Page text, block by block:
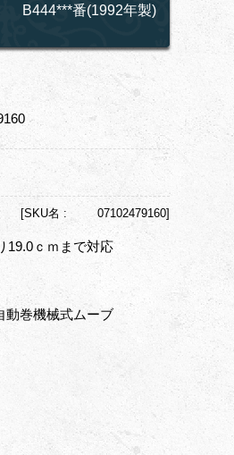
番(1992年製)
[SKU名 : 07102479160]
ｃｍまで対応
動巻機械式ムーブ